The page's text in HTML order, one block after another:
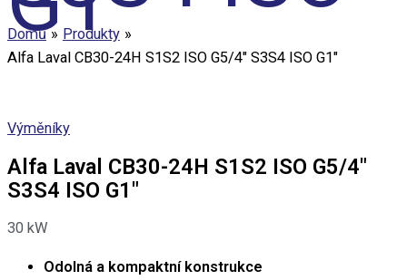
Domů
Produkty
Alfa Laval CB30-24H S1S2 ISO G5/4″ S3S4 ISO G1″
Výměníky
Alfa Laval CB30-24H S1S2 ISO G5/4″
S3S4 ISO G1″
30 kW
Odolná a kompaktní konstrukce